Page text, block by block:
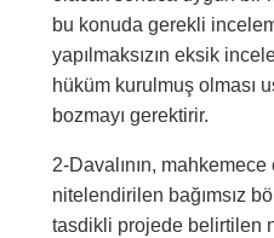
bu konuda gerekli
yapılmaksızın eksik
hüküm kurulmuş olması
bozmayı gerektirir.
2-Davalının,
nitelendirilen bağımsız
tasdikli projede belirtilen